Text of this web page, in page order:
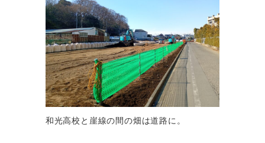
和光高校と崖線の間の畑は道路に。